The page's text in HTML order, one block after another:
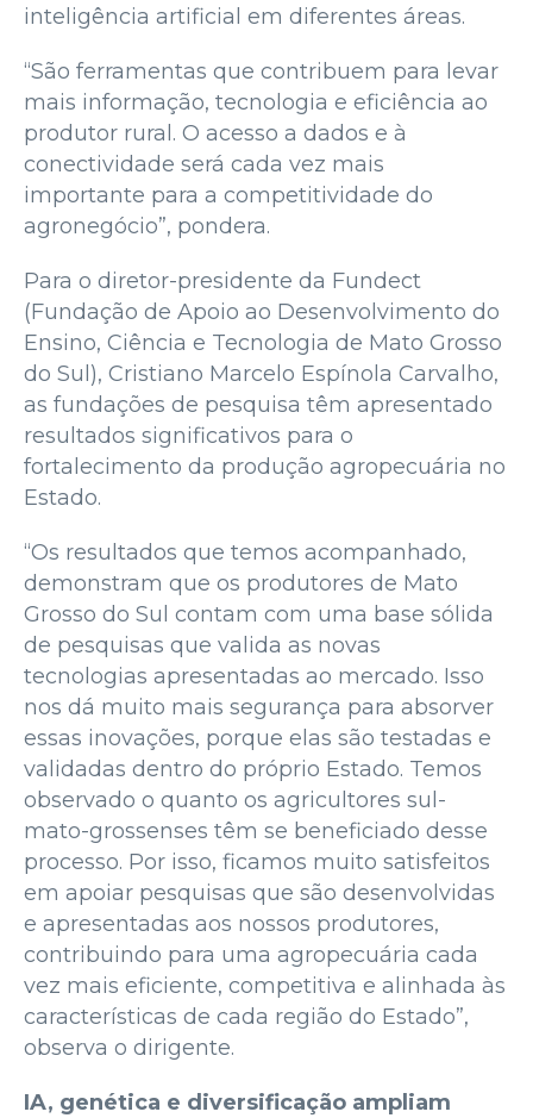
inteligência artificial em diferentes áreas.
“São ferramentas que contribuem para levar
mais informação, tecnologia e eficiência ao
produtor rural. O acesso a dados e à
conectividade será cada vez mais
importante para a competitividade do
agronegócio”, pondera.
Para o diretor-presidente da Fundect
(Fundação de Apoio ao Desenvolvimento do
Ensino, Ciência e Tecnologia de Mato Grosso
do Sul), Cristiano Marcelo Espínola Carvalho,
as fundações de pesquisa têm apresentado
resultados significativos para o
fortalecimento da produção agropecuária no
Estado.
“Os resultados que temos acompanhado,
demonstram que os produtores de Mato
Grosso do Sul contam com uma base sólida
de pesquisas que valida as novas
tecnologias apresentadas ao mercado. Isso
nos dá muito mais segurança para absorver
essas inovações, porque elas são testadas e
validadas dentro do próprio Estado. Temos
observado o quanto os agricultores sul-
mato-grossenses têm se beneficiado desse
processo. Por isso, ficamos muito satisfeitos
em apoiar pesquisas que são desenvolvidas
e apresentadas aos nossos produtores,
contribuindo para uma agropecuária cada
vez mais eficiente, competitiva e alinhada às
características de cada região do Estado”,
observa o dirigente.
IA, genética e diversificação ampliam